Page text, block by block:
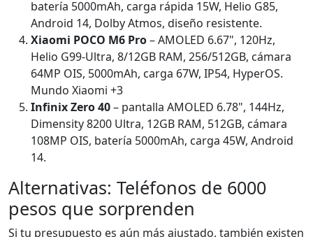
batería 5000mAh, carga rápida 15W, Helio G85,
Android 14, Dolby Atmos, diseño resistente.
Xiaomi POCO M6 Pro– AMOLED 6.67", 120Hz,
Helio G99-Ultra, 8/12GB RAM, 256/512GB, cámara
64MP OIS, 5000mAh, carga 67W, IP54, HyperOS.
Mundo Xiaomi +3
Infinix Zero 40– pantalla AMOLED 6.78", 144Hz,
Dimensity 8200 Ultra, 12GB RAM, 512GB, cámara
108MP OIS, batería 5000mAh, carga 45W, Android
14.
Alternativas: Teléfonos de 6000
pesos que sorprenden
Si tu presupuesto es aún más ajustado, también existen